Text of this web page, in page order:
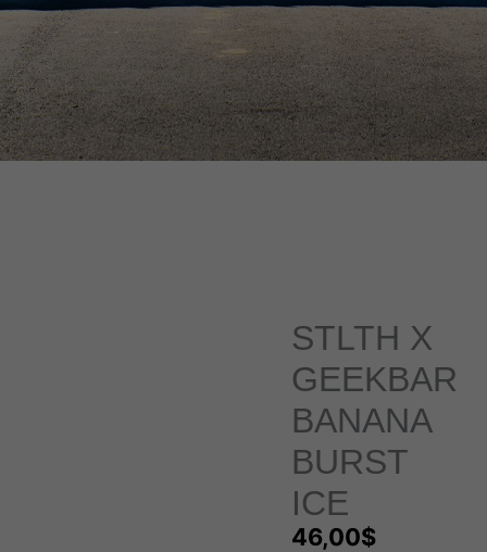
STLTH X
GEEKBAR
BANANA
BURST
ICE
46,00$